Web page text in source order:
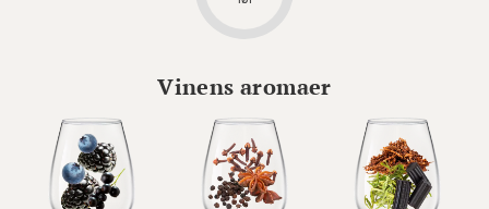
Vinens aromaer